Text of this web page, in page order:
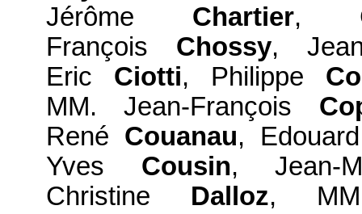
Jérôme Chartier,
François Chossy,
Eric Ciotti, Philippe
MM. Jean-François
René Couanau,
Yves Cousin, Jean-
Christine Dalloz,